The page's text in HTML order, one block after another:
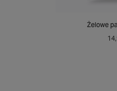
Żelowe